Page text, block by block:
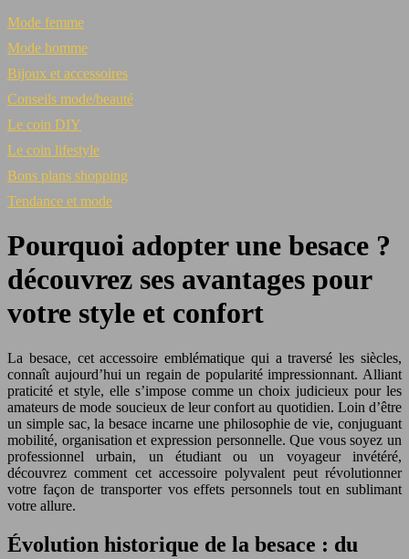
Mode femme
Mode homme
Bijoux et accessoires
Conseils mode/beauté
Le coin DIY
Le coin lifestyle
Bons plans shopping
Tendance et mode
Pourquoi adopter une besace ?
découvrez ses avantages pour
votre style et confort
La besace, cet accessoire emblématique qui a traversé les siècles,
connaît aujourd’hui un regain de popularité impressionnant. Alliant
praticité et style, elle s’impose comme un choix judicieux pour les
amateurs de mode soucieux de leur confort au quotidien. Loin d’être
un simple sac, la besace incarne une philosophie de vie, conjuguant
mobilité, organisation et expression personnelle. Que vous soyez un
professionnel urbain, un étudiant ou un voyageur invétéré,
découvrez comment cet accessoire polyvalent peut révolutionner
votre façon de transporter vos effets personnels tout en sublimant
votre allure.
Évolution historique de la besace : du